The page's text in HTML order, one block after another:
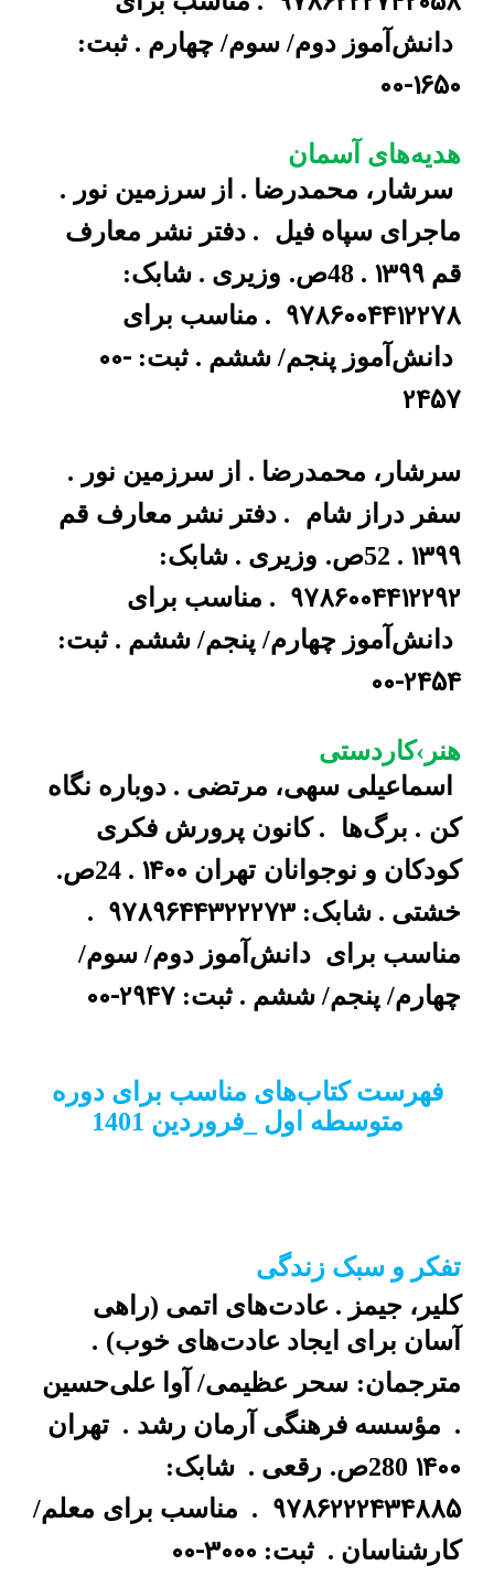
دانش‌آموز دوم/ سوم/ چهارم . ثبت:
00-1650
هدیه‌های آسمان
سرشار، محمدرضا . از سرزمین نور .
ماجرای سپاه فیل . دفتر نشر معارف
قم1399 . 48ص. وزیری . شابک:
9786004412278 . مناسب برای
دانش‌آموز پنجم/ ششم . ثبت:00-
2457
سرشار، محمدرضا . از سرزمین نور .
سفر دراز شام . دفتر نشر معارف قم
1399 . 52ص. وزیری . شابک:
9786004412292 . مناسب برای
دانش‌آموز چهارم/ پنجم/ ششم . ثبت:
00-2454
هنر›کاردستی
اسماعیلی سهی، مرتضی . دوباره نگاه
کن . برگ‌ها . کانون پرورش فکری
کودکان و نوجوانان تهران 1400 . 24ص.
خشتی . شابک:9789644322273
.
مناسب برای
دانش‌آموز دوم/ سوم/
چهارم/ پنجم/ ششم . ثبت:00-2947
فهرست کتاب‌های مناسب برای دوره
متوسطه اول _فروردین 1401
تفکر و سبک زندگی
کلیر، جیمز . عادت‌های اتمی (راهی
آسان برای ایجاد عادت‌های خوب) .
مترجمان: سحر عظیمی/ آوا علی‌حسین
مؤسسه فرهنگی آرمان رشد . تهران
1400280ص. رقعی . شابک:
9786222434885
. مناسب برای معلم/
کارشناسان . ثبت:00-3000